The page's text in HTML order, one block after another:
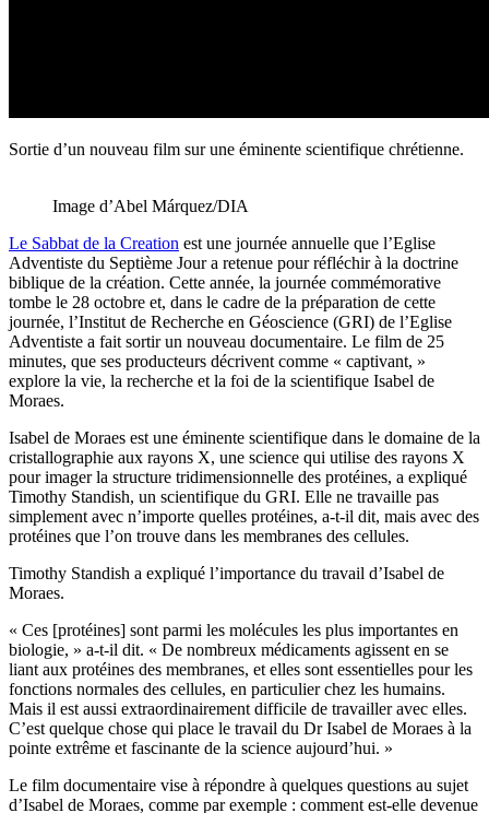
Sortie d’un nouveau film sur une éminente scientifique chrétienne.
Image d’Abel Márquez/DIA
Le Sabbat de la Creation est une journée annuelle que l’Eglise
Adventiste du Septième Jour a retenue pour réfléchir à la doctrine
biblique de la création. Cette année, la journée commémorative
tombe le 28 octobre et, dans le cadre de la préparation de cette
journée, l’Institut de Recherche en Géoscience (GRI) de l’Eglise
Adventiste a fait sortir un nouveau documentaire. Le film de 25
minutes, que ses producteurs décrivent comme « captivant, »
explore la vie, la recherche et la foi de la scientifique Isabel de
Moraes.
Isabel de Moraes est une éminente scientifique dans le domaine de la
cristallographie aux rayons X, une science qui utilise des rayons X
pour imager la structure tridimensionnelle des protéines, a expliqué
Timothy Standish, un scientifique du GRI. Elle ne travaille pas
simplement avec n’importe quelles protéines, a-t-il dit, mais avec des
protéines que l’on trouve dans les membranes des cellules.
Timothy Standish a expliqué l’importance du travail d’Isabel de
Moraes.
« Ces [protéines] sont parmi les molécules les plus importantes en
biologie, » a-t-il dit. « De nombreux médicaments agissent en se
liant aux protéines des membranes, et elles sont essentielles pour les
fonctions normales des cellules, en particulier chez les humains.
Mais il est aussi extraordinairement difficile de travailler avec elles.
C’est quelque chose qui place le travail du Dr Isabel de Moraes à la
pointe extrême et fascinante de la science aujourd’hui. »
Le film documentaire vise à répondre à quelques questions au sujet
d’Isabel de Moraes, comme par exemple : comment est-elle devenue